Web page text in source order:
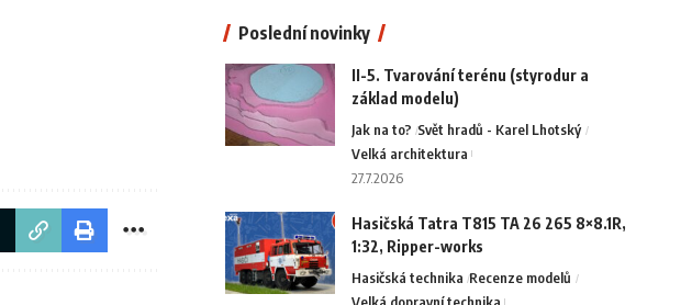
Poslední novinky
II-5. Tvarování terénu (styrodur a
základ modelu)
Jak na to? Svět hradů - Karel Lhotský
Velká architektura
27.7.2026
Hasičská Tatra T815 TA 26 265 8×8.1R,
1:32, Ripper-works
Hasičská technika Recenze modelů